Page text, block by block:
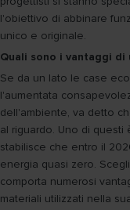
l'obiettivo di abbinare
unico e originale.
Quali sono i vantaggi di
Se da un lato le case
l'aumentata
dell'ambiente, va detto
al riguardo. Uno di questi
stabilisce che entro il
energia quasi zero.
comporta numerosi
materiali utilizzati nella